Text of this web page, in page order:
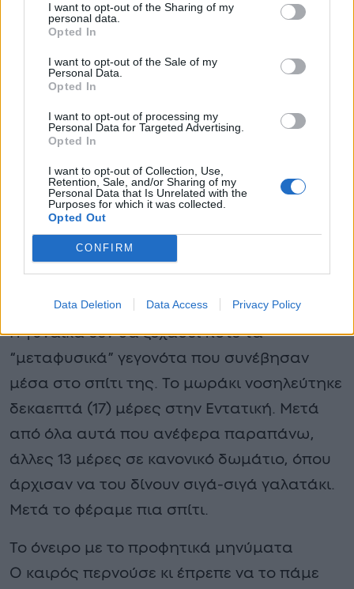
I want to opt-out of the Sharing of my
personal data.
Opted In
I want to opt-out of the Sale of my
Personal Data.
Opted In
I want to opt-out of processing my
Personal Data for Targeted Advertising.
Opted In
I want to opt-out of Collection, Use,
Retention, Sale, and/or Sharing of my
Personal Data that Is Unrelated with the
Purposes for which it was collected.
Opted Out
CONFIRM
Data Deletion Data Access Privacy Policy
Καθ’οδόν η μητέρα μου ζητούσε από τον
Άγιο Εφραίμ ένα σημάδι να της δείξει.
Καθώς εκείνη άναψε το καντήλι αυτό
έσβησε και θεώρησε ότι το μωράκι μου θα
πέθαινε. Όταν πήγε να το ανάψει, δεν
πρόλαβε να πάρει τον αναπτήρα, και
ξανάναψε μόνο του. Τότε κατάλαβε πως το
παιδάκι θα ζούσε και θα βοηθούσε ο
Μεγαλοδύναμος και ο Άγιος Εφραίμ. Στο
σπίτι μου μέσα τον νιώθαμε με χτυπήματα
πλημμύριζε σε όλα τα δωμάτια.
Η γυναίκα δεν θα ξεχάσει ποτέ τα
“μεταφυσικά” γεγονότα που συνέβησαν
μέσα στο σπίτι της. Το μωράκι νοσηλεύτηκε
δεκαεπτά (17) μέρες στην Εντατική. Μετά
από όλα αυτά που ανέφερα παραπάνω,
άλλες 13 μέρες σε κανονικό δωμάτιο, όπου
άρχισαν να του δίνουν σιγά-σιγά γαλατάκι.
Μετά το φέραμε πια σπίτι.
Το όνειρο με το προφητικά μηνύματα
Ο καιρός περνούσε κι έπρεπε να το πάμε